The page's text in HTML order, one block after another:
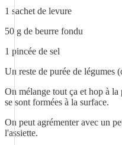
1 sachet de levure
50 g de beurre fondu
1 pincée de sel
Un reste de purée de légumes
On mélange tout ça et hop à
se sont formées à la surface.
On peut agrémenter avec un
l'assiette.